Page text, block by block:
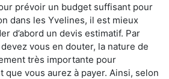
prévoir un budget suffisant pour
dans les Yvelines, il est mieux
d’abord un devis estimatif. Par
vous en douter, la nature de
très importante pour
que vous aurez à payer. Ainsi, selon